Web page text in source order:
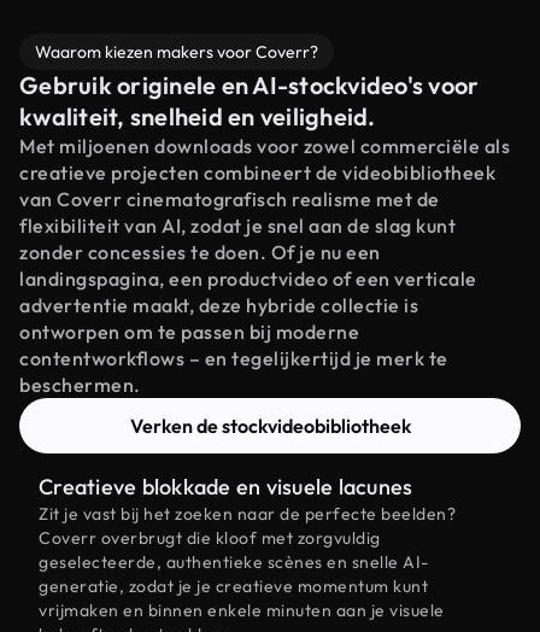
Waarom kiezen makers voor Coverr?
Gebruik originele en AI-stockvideo's voor
kwaliteit, snelheid en veiligheid.
Met miljoenen downloads voor zowel commerciële als
creatieve projecten combineert de videobibliotheek
van Coverr cinematografisch realisme met de
flexibiliteit van AI, zodat je snel aan de slag kunt
zonder concessies te doen. Of je nu een
landingspagina, een productvideo of een verticale
advertentie maakt, deze hybride collectie is
ontworpen om te passen bij moderne
contentworkflows – en tegelijkertijd je merk te
beschermen.
Verken de stockvideobibliotheek
Creatieve blokkade en visuele lacunes
Zit je vast bij het zoeken naar de perfecte beelden?
Coverr overbrugt die kloof met zorgvuldig
geselecteerde, authentieke scènes en snelle AI-
generatie, zodat je je creatieve momentum kunt
vrijmaken en binnen enkele minuten aan je visuele